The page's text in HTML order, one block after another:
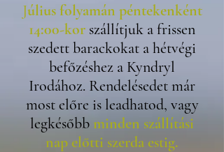
Július folyamán péntekenként
14:00-kor szállítjuk a frissen
szedett barackokat a hétvégi
befőzéshez a Kyndryl
Irodához. Rendelésedet már
most előre is leadhatod, vagy
legkésőbbminden szállítási
nap előtti szerda estig.